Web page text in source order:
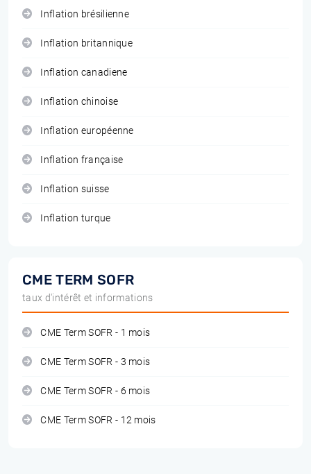
Inflation brésilienne
Inflation britannique
Inflation canadiene
Inflation chinoise
Inflation européenne
Inflation française
Inflation suisse
Inflation turque
CME TERM SOFR
taux d'intérêt et informations
CME Term SOFR - 1 mois
CME Term SOFR - 3 mois
CME Term SOFR - 6 mois
CME Term SOFR - 12 mois